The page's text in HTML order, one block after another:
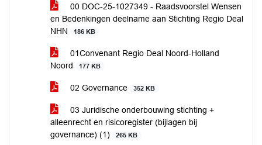
00 DOC-25-1027349 - Raadsvoorstel Wensen
en Bedenkingen deelname aan Stichting Regio Deal
NHN
186 KB
01Convenant Regio Deal Noord-Holland
Noord
177 KB
02 Governance 352 KB
03 Juridische onderbouwing stichting +
alleenrecht en risicoregister (bijlagen bij
governance) (1)
265 KB